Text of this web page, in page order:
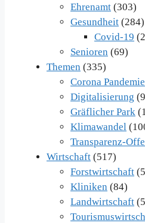
Ehrenamt (303)
Gesundheit (284)
Covid-19
Senioren (69)
Themen (335)
Corona Pandemie
Digitalisierung
Gräflicher Park
Klimawandel
Transparenz-
Wirtschaft (517)
Forstwirtschaft
Kliniken (84)
Landwirtschaft